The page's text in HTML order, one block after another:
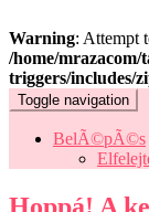
Warning: Attempt
/home/mrazacom/
triggers/includes/
Toggle navigation
BelÃ©pÃ©s